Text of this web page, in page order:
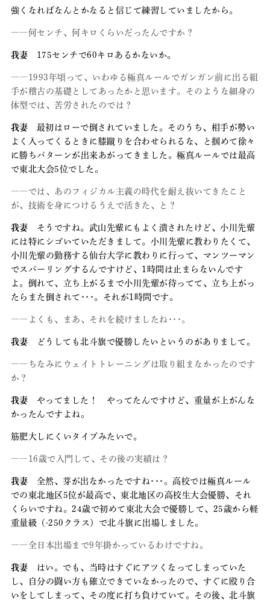
強くなればなんとかなると信じて練習していましたから。
――何センチ、何キロくらいだったんですか？
我妻 175センチで60キロあるかないか。
――1993年頃って、いわゆる極真ルールでガンガン前に出る組
手が稽古の基礎としてあったかと思います。そのような細身の
体型では、苦労されたのでは？
我妻
最初はローで倒されていました。そのうち、相手が勢い
よく入ってくるときに膝蹴りを合わせられるな、と掴めて徐々
に勝ちパターンが出来あがってきました。極真ルールでは最高
で東北大会5位でした。
――では、あのフィジカル主義の時代を耐え抜いてきたこと
が、技術を身につけるうえで活きた、と？
我妻
そうですね。武山先輩にもよく潰されたけど、小川先輩
には特にシゴいていただきまして。小川先輩に教わりたくて、
小川先輩の勤務する仙台大学に教わりに行って、マンツーマン
でスパーリングするんですけど、1時間は止まらないんです
よ。倒れて、立ち上がるまで小川先輩が待ってて、立ち上がっ
たらまた倒されて･･･。それが1時間です。
――よくも、まあ、それを続けましたね･･･。
我妻 どうしても北斗旗で優勝したいというのがありまして。
――ちなみにウェイトトレーニングは取り組まなかったのです
か？
我妻
やってました！ やってたんですけど、重量が上がんな
かったんですよね。
筋肥大しにくいタイプみたいで。
――16歳で入門して、その後の実績は？
我妻
全然、芽が出なかったですね･･･。高校では極真ルール
での東北地区5位が最高で、東北地区の高校生大会優勝、それ
くらいですね。24歳で初めて東北大会で優勝して、25歳から軽
重量級（-250クラス）で北斗旗に出場しました。
――全日本出場まで9年掛かっているわけですね。
我妻
はい。でも、当時はすぐにアツくなってしまっていた
し、自分の闘い方も確立できていなかったので、すぐに殴り合
いをしてしまって、その度に打ち負けていて。その後、北斗旗